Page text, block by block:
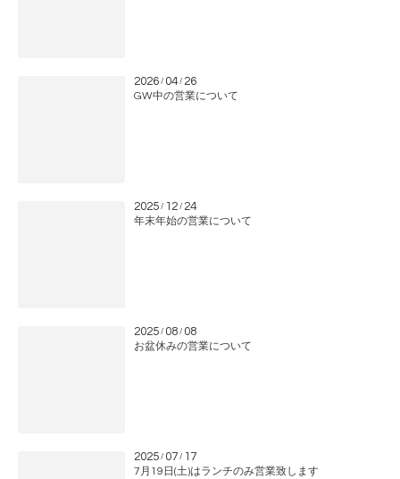
2026 / 04 / 26
GW中の営業について
2025 / 12 / 24
年末年始の営業について
2025 / 08 / 08
お盆休みの営業について
2025 / 07 / 17
7月19日(土)はランチのみ営業致します